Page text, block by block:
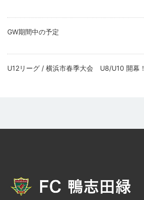
GW期間中の予定
U12リーグ / 横浜市春季大会 U8/U10 開幕！